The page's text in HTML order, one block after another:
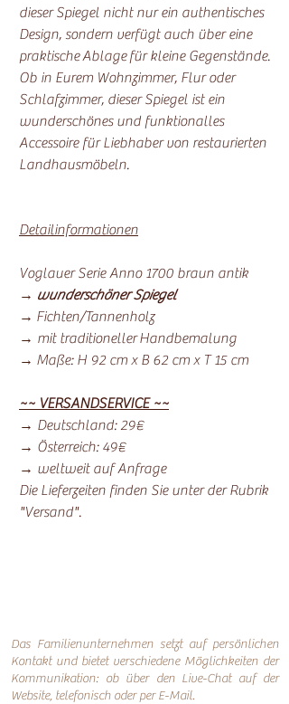
dieser Spiegel nicht nur ein authentisches
Design, sondern verfügt auch über eine
praktische Ablage für kleine Gegenstände.
Ob in Eurem Wohnzimmer, Flur oder
Schlafzimmer, dieser Spiegel ist ein
wunderschönes und funktionalles
Accessoire für Liebhaber von restaurierten
Landhausmöbeln.
Detailinformationen
Voglauer Serie Anno 1700 braun antik
→ wunderschöner Spiegel
→ Fichten/Tannenholz
→ mit traditioneller Handbemalung
→ Maße: H 92 cm x B 62 cm x T 15 cm
~~ VERSANDSERVICE ~~
→ Deutschland: 29€
→ Österreich: 49€
→ weltweit auf Anfrage
Die Lieferzeiten finden Sie unter der Rubrik
"Versand".
Das Familienunternehmen setzt auf persönlichen
Kontakt und bietet verschiedene Möglichkeiten der
Kommunikation: ob über den Live-Chat auf der
Website, telefonisch oder perE-Mail.